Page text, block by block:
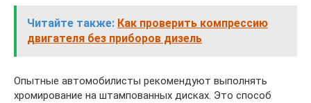
Читайте также: Как проверить компрессию
двигателя без приборов дизель
Опытные автомобилисты рекомендуют выполнять
хромирование на штампованных дисках. Это способ